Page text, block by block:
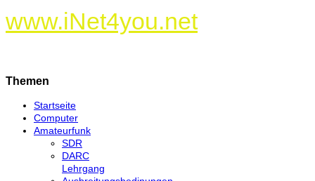
www.iNet4you.net
Themen
Startseite
Computer
Amateurfunk
SDR
DARC
Lehrgang